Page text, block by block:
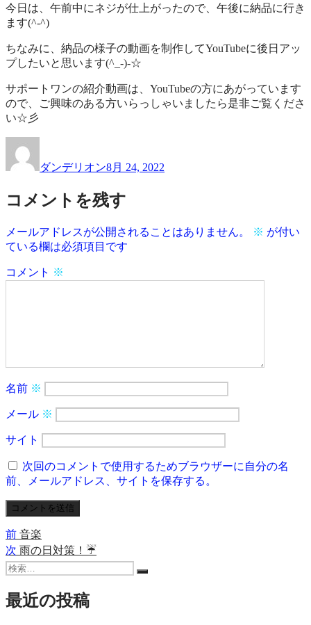
ー
ト
ン
今日は、午前中にネジが仕上がったので、午後に納品に行き
ます(^-^)
ちなみに、納品の様子の動画を制作してYouTubeに後日アッ
プしたいと思います(^_-)-☆
サポートワンの紹介動画は、YouTubeの方にあがっています
ので、ご興味のある方いらっしゃいましたら是非ご覧くださ
い☆彡
者
ダンデリオン日:
8月 24, 2022
コメントを残す
メールアドレスが公開されることはありません。 ※ が付い
ている欄は必須項目です
コメント ※
名前 ※
メール ※
サイト
次回のコメントで使用するためブラウザーに自分の名
前、メールアドレス、サイトを保存する。
投
稿
ビ
前 前
の
投
稿:
音楽
次 次
の
投
稿:
雨の日対策！☔
検
検
最近の投稿